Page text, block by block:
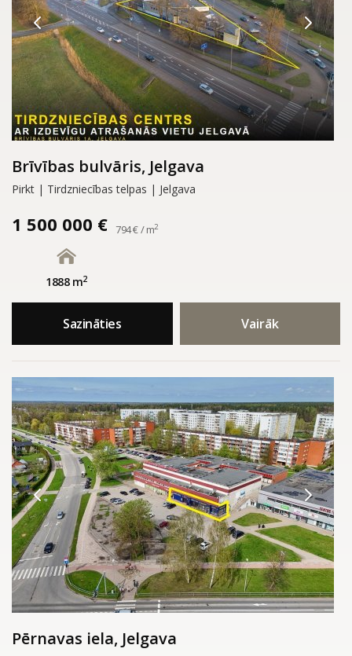
Brīvības bulvāris, Jelgava
Pirkt | Tirdzniecības telpas | Jelgava
1 500 000 € 794 € / m2
1888 m2
Sazināties Vairāk
Pērnavas iela, Jelgava